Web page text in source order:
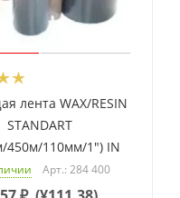
лента WAX/RESIN
STANDART
450м/110мм/1") IN
Арт.: 284 400